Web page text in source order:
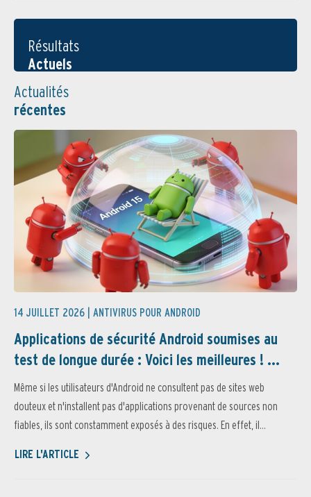
Résultats
Actuels
Actualités
récentes
14 JUILLET 2026 | ANTIVIRUS POUR ANDROID
Applications de sécurité Android soumises au
test de longue durée : Voici les meilleures ! ...
Même si les utilisateurs d'Android ne consultent pas de sites web
douteux et n'installent pas d'applications provenant de sources non
fiables, ils sont constamment exposés à des risques. En effet, il...
LIRE L'ARTICLE